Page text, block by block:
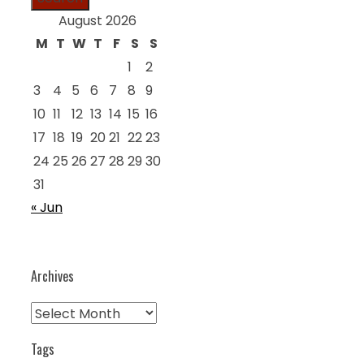
August 2026
M T W T F S
S
1
2
3
4 5 6 7 8 9
10 11 12 13 14 15 16
17 18 19 20 21 2223
24 25 26 27 28 29 30
31
« Jun
Archives
Archives
Tags